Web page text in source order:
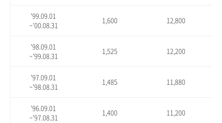
'99.09.01
~'00.08.31
1,600 12,800
'98.09.01
~'99.08.31
1,525 12,200
'97.09.01
~'98.08.31
1,485 11,880
'96.09.01
~'97.08.31
1,400 11,200